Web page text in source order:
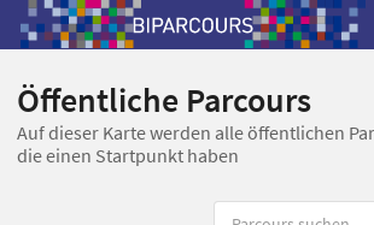
Öffentliche Parcours
Auf dieser Karte werden alle öffentlichen
die einen Startpunkt haben